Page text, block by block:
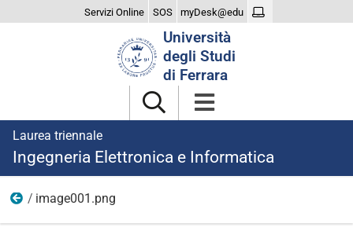
Servizi Online SOS myDesk@edu
Università
degli Studi
di Ferrara
Laurea triennale
Ingegneria Elettronica e Informatica
2023
image001.png